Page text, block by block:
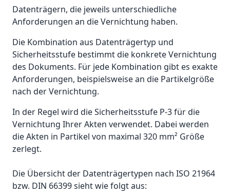
Datenträgern, die jeweils unterschiedliche
Anforderungen an die Vernichtung haben.
Die Kombination aus Datenträgertyp und
Sicherheitsstufe bestimmt die konkrete Vernichtung
des Dokuments. Für jede Kombination gibt es exakte
Anforderungen, beispielsweise an die Partikelgröße
nach der Vernichtung.
In der Regel wird die Sicherheitsstufe P-3 für die
Vernichtung Ihrer Akten verwendet. Dabei werden
die Akten in Partikel von maximal 320 mm² Größe
zerlegt.
Die Übersicht der Datenträgertypen nach ISO 21964
bzw. DIN 66399 sieht wie folgt aus: